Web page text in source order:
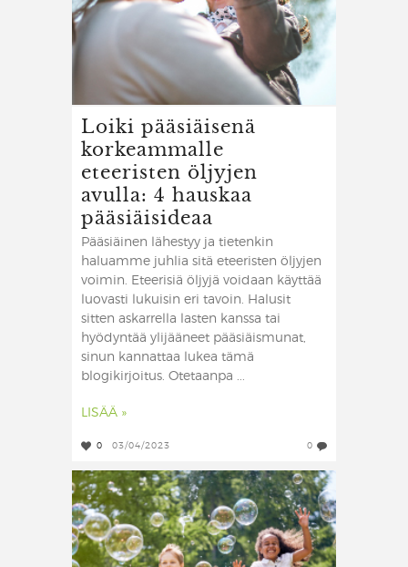
Loiki pääsiäisenä
korkeammalle
eteeristen öljyjen
avulla: 4 hauskaa
pääsiäisideaa
Pääsiäinen lähestyy ja tietenkin
haluamme juhlia sitä eteeristen öljyjen
voimin. Eteerisiä öljyjä voidaan käyttää
luovasti lukuisin eri tavoin. Halusit
sitten askarrella lasten kanssa tai
hyödyntää ylijääneet pääsiäismunat,
sinun kannattaa lukea tämä
blogikirjoitus. Otetaanpa ...
LISÄÄ »
0 03/04/2023 0